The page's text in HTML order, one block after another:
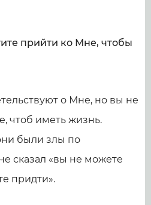
прийти ко Мне, чтобы
о Мне, но вы не
чтоб иметь жизнь.
были злы по
сказал «вы не можете
придти».